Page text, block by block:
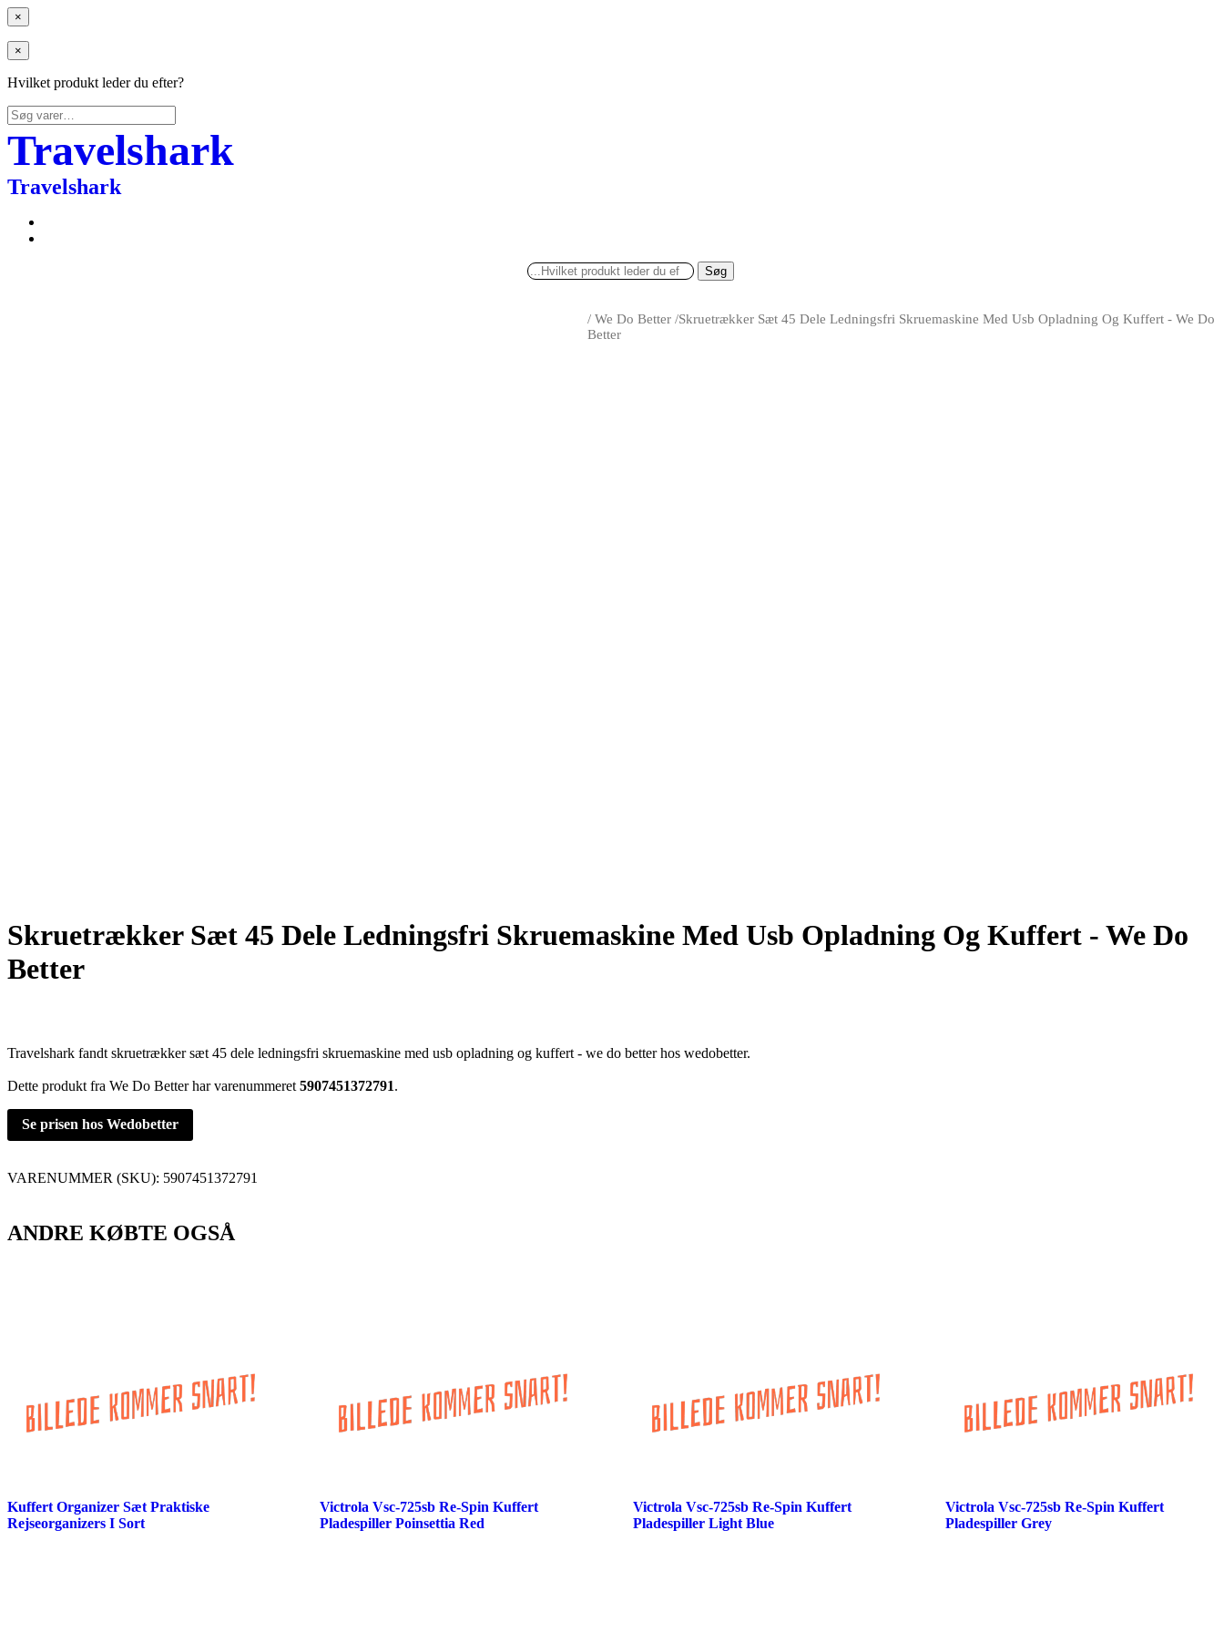
×
×
Hvilket produkt leder du efter?
Søg
efter:
Travelshark
Travelshark
Søg
/ We Do Better /Skruetrækker Sæt 45 Dele Ledningsfri Skruemaskine Med Usb Opladning Og Kuffert - We Do
Better
Skruetrækker Sæt 45 Dele Ledningsfri Skruemaskine Med Usb Opladning Og Kuffert - We Do
Better
Travelshark fandt skruetrækker sæt 45 dele ledningsfri skruemaskine med usb opladning og kuffert - we do better hos wedobetter.
Dette produkt fra We Do Better har varenummeret 5907451372791.
Se prisen hos Wedobetter
VARENUMMER (SKU): 5907451372791
ANDRE KØBTE OGSÅ
Kuffert Organizer Sæt Praktiske
Rejseorganizers I Sort
Victrola Vsc-725sb Re-Spin Kuffert
Pladespiller Poinsettia Red
Victrola Vsc-725sb Re-Spin Kuffert
Pladespiller Light Blue
Victrola Vsc-725sb Re-Spin Kuffert
Pladespiller Grey